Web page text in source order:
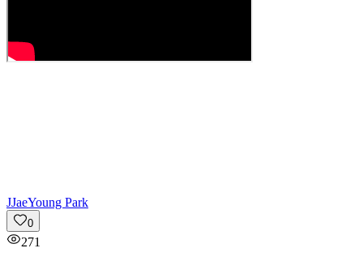
JJaeYoung Park
0
271